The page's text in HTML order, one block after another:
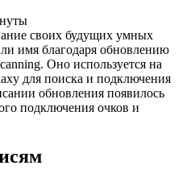
своих будущих умных
имя благодаря обновлению
Оно используется на
для поиска и подключения
обновления появилось
подключения очков и